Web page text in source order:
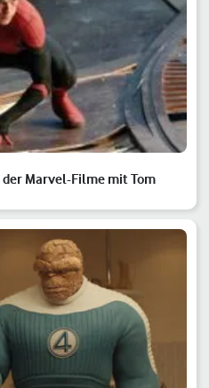
Marvel-Filme mit Tom